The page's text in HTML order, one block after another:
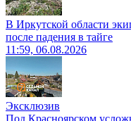
В Иркутской области
после падения в тайге
11:59, 06.08.2026
Эксклюзив